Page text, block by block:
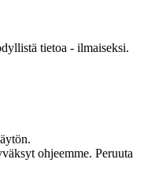
tietoa - ilmaiseksi.
ohjeemme. Peruuta